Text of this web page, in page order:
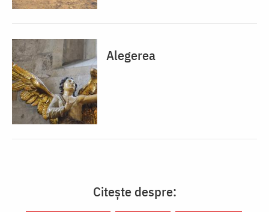
Alegerea
Citește despre: